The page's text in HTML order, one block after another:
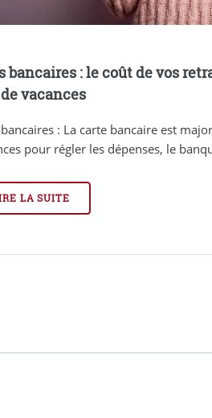
bancaires : le coût de vos
vacances
: La carte bancaire est
pour régler les dépenses, le
LA SUITE